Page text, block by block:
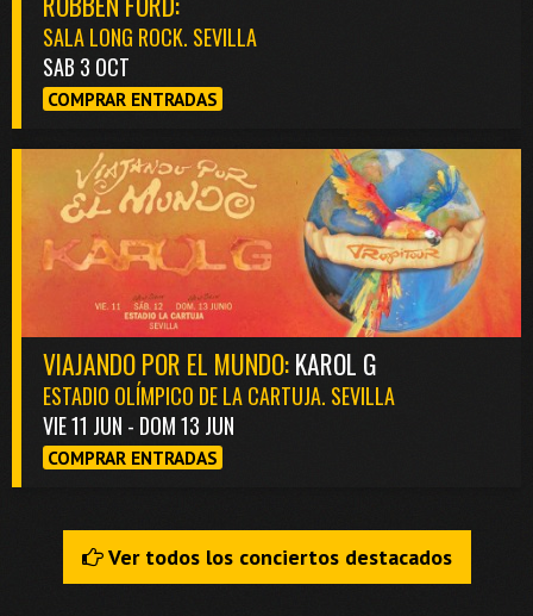
SALA LONG ROCK. SEVILLA
SAB 3 OCT
COMPRAR ENTRADAS
VIAJANDO POR EL MUNDO:KAROL G
ESTADIO OLÍMPICO DE LA CARTUJA. SEVILLA
VIE 11 JUN - DOM 13 JUN
COMPRAR ENTRADAS
Ver todos los conciertos destacados